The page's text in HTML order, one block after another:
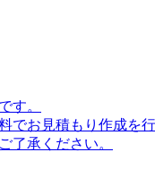
す。
でお見積もり作成を
了承ください。